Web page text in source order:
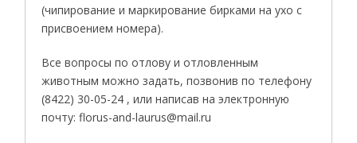
(чипирование и маркирование бирками на ухо с
присвоением номера).
Все вопросы по отлову и отловленным
животным можно задать, позвонив по телефону
(8422) 30-05-24 , или написав на электронную
почту: florus-and-laurus@mail.ru